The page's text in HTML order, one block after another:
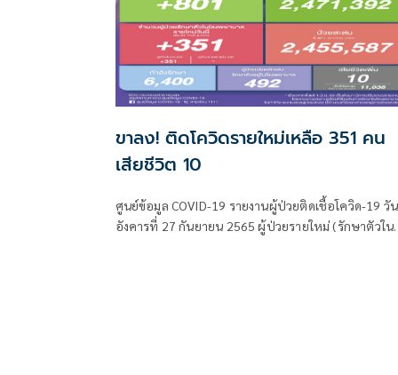
ขาลง! ติดโควิดรายใหม่เหลือ 351 คน
เสียชีวิต 10
ศูนย์ข้อมูล COVID-19 รายงานผู้ป่วยติดเชื้อโควิด-19 วัน
อังคารที่ 27 กันยายน 2565 ผู้ป่วยรายใหม่ (รักษาตัวใน